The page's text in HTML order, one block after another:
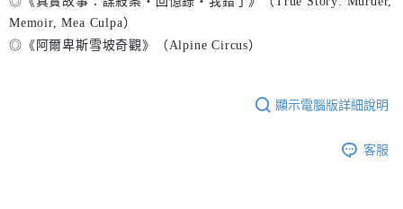
Memoir, Mea Culpa）
◎《阿爾卑斯雪坡奇觀》（Alpine Circus）
顯示電腦版詳細說明
客服